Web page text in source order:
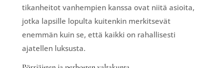
tikanheitot vanhempien kanssa ovat niitä asioita,
jotka lapsille lopulta kuitenkin merkitsevät
enemmän kuin se, että kaikki on rahallisesti
ajatellen luksusta.